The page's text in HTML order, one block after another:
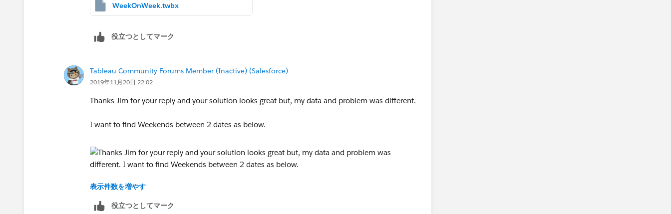
WeekOnWeek.twbx
役立つとしてマーク
Tableau Community Forums Member (Inactive) (Salesforce)
2019年11月20日 22:02
Thanks Jim for your reply and your solution looks great but, my data and problem was different.
I want to find Weekends between 2 dates as below.
Regards,
Aravind
表示件数を増やす
役立つとしてマーク